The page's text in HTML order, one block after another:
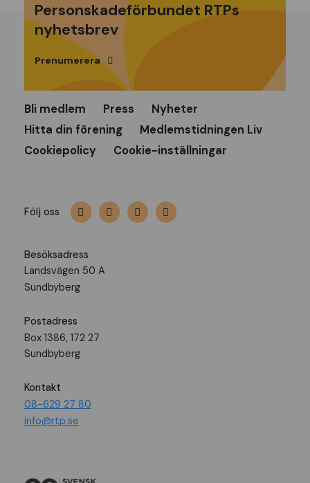
Personskadeförbundet RTPs
nyhetsbrev
Prenumerera
Bli medlem Press
Nyheter
Hitta din förening
Medlemstidningen Liv
Cookiepolicy
Cookie-inställningar
Följ oss
Besöksadress
Landsvägen 50 A
Sundbyberg
Postadress
Box 1386, 172 27
Sundbyberg
Kontakt
08-629 27 80
info@rtp.se